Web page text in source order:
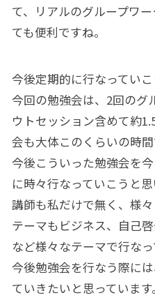
て、リアルのグループワ
ても便利ですね。
今後定期的に行なってい
今回の勉強会は、2回のグ
ウトセッション含めて約
会も大体このくらいの時間
今後こういった勉強会を
に時々行なっていこうと思
講師も私だけで無く、様
テーマもビジネス、自己
など様々なテーマで行なっ
今後勉強会を行なう際に
ていきたいと思っています。